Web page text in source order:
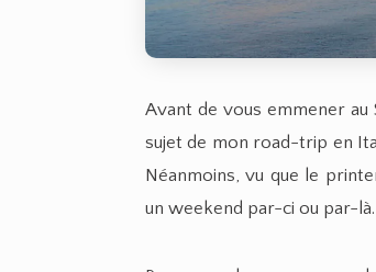
Avant de vous emmener au
sujet de mon road-trip en
Néanmoins, vu que le
un weekend par-ci ou par-là.